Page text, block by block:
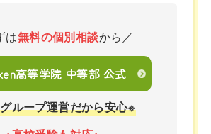
は無料の個別相談から／
高等学院 中等部 公式
ループ運営だから安心※